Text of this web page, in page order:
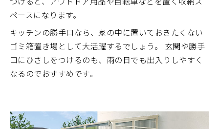
ペースになります。
キッチンの勝手口なら、家の中に置いておきたくない
ゴミ箱置き場として大活躍するでしょう。 玄関や勝手
口にひさしをつけるのも、雨の日でも出入りしやすく
なるのでおすすめです。